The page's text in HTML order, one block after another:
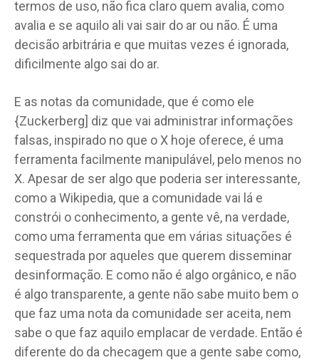
termos de uso, não fica claro quem avalia, como
avalia e se aquilo ali vai sair do ar ou não. É uma
decisão arbitrária e que muitas vezes é ignorada,
dificilmente algo sai do ar.
E as notas da comunidade, que é como ele
{Zuckerberg] diz que vai administrar informações
falsas, inspirado no que o X hoje oferece, é uma
ferramenta facilmente manipulável, pelo menos no
X. Apesar de ser algo que poderia ser interessante,
como a Wikipedia, que a comunidade vai lá e
constrói o conhecimento, a gente vê, na verdade,
como uma ferramenta que em várias situações é
sequestrada por aqueles que querem disseminar
desinformação. E como não é algo orgânico, e não
é algo transparente, a gente não sabe muito bem o
que faz uma nota da comunidade ser aceita, nem
sabe o que faz aquilo emplacar de verdade. Então é
diferente do da checagem que a gente sabe como,